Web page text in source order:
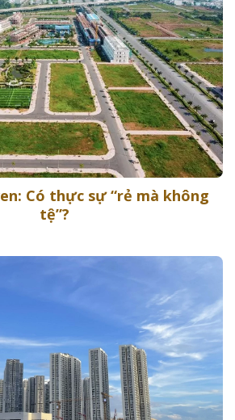
Có thực sự “rẻ mà không
tệ”?